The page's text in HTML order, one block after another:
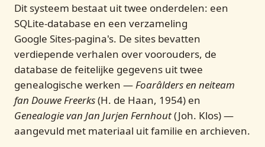
Dit systeem bestaat uit twee onderdelen: een
SQLite-database en een verzameling
Google Sites‑pagina's. De sites bevatten
verdiepende verhalen over voorouders, de
database de feitelijke gegevens uit twee
genealogische werken — Foarâlders en neiteam
fan Douwe Freerks(H. de Haan, 1954) en
Genealogie van Jan Jurjen Fernhout(Joh. Klos) —
aangevuld met materiaal uit familie en archieven.